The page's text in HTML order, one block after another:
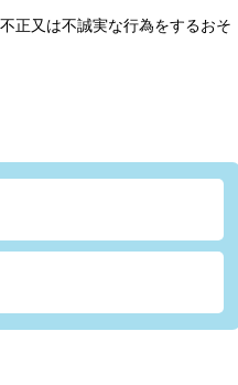
正又は不誠実な行為をするおそ